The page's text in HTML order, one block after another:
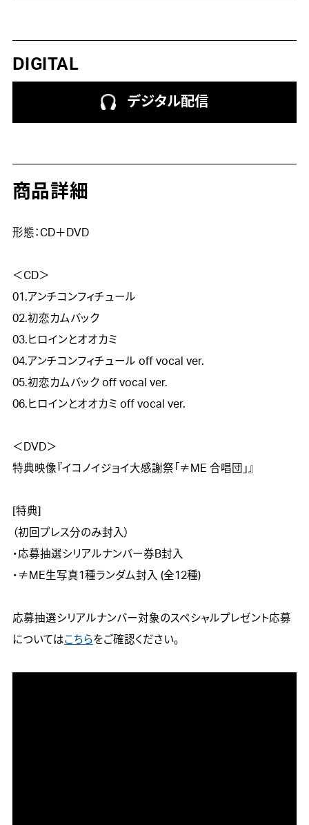
DIGITAL
デジタル配信
商品詳細
形態：CD＋DVD
＜CD＞
01.アンチコンフィチュール
02.初恋カムバック
03.ヒロインとオオカミ
04.アンチコンフィチュール off vocal ver.
05.初恋カムバック off vocal ver.
06.ヒロインとオオカミ off vocal ver.
＜DVD＞
特典映像『イコノイジョイ大感謝祭「≠ME 合唱団」』
[特典]
（初回プレス分のみ封⼊）
・応募抽選シリアルナンバー券B封入
・≠ME生写真1種ランダム封入 (全12種)
応募抽選シリアルナンバー対象のスペシャルプレゼント応募
についてはこちらをご確認ください。